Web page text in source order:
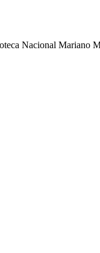
Nacional Mariano